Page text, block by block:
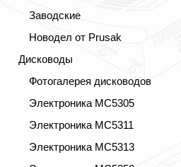
Заводские
Новодел от Prusak
Дисководы
Фотогалерея дисководов
Электроника МС5305
Электроника МС5311
Электроника МС5313